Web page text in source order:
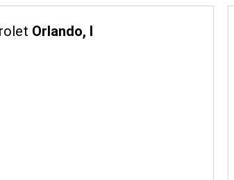
Orlando, I